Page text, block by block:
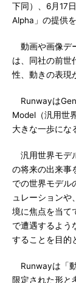
下同）、6月17
Alpha」の提供を
動画や画像デ
は、同社の前世
性、動きの表現
Runwayは
Model（汎用世
大きな一歩にな
汎用世界モデ
の将来の出来事
での世界モデル
ュレーションや
境に焦点を当て
で遭遇するよう
することを目的
Runwayは「
限定された形と